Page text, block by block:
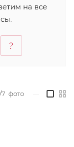
на все
7 фото